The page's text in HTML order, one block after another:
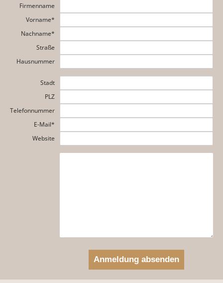
Firmenname
Vorname*
Nachname*
Straße
Hausnummer
Stadt
PLZ
Telefonnummer
E-Mail*
Website